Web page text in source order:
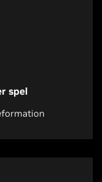
spel